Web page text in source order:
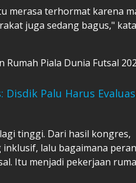
merasa terhormat karena
juga sedang bagus," kata
Rumah Piala Dunia Futsal
Palu Harus
tinggi. Dari hasil kongres,
lalu bagaimana peran
Itu menjadi pekerjaan